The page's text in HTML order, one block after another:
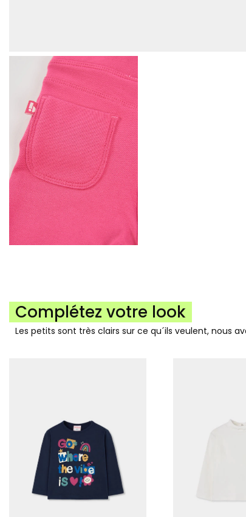
Complétez votre look
Les petits sont très clairs sur ce qu´ils veulent, nous